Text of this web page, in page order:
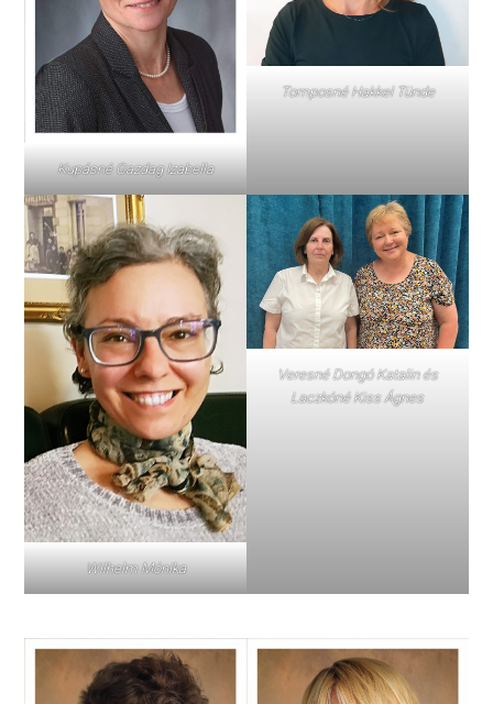
Kupásné Gazdag Izabella
Tomposné Hakkel Tünde
Wilhelm Mónika
Veresné Dongó Katalin és
Laczkóné Kiss Ágnes